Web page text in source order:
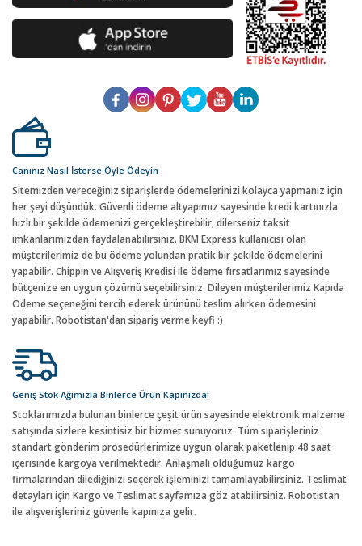
Canınız Nasıl İsterse Öyle Ödeyin
Sitemizden vereceğiniz siparişlerde ödemelerinizi kolayca yapmanız için
her şeyi düşündük. Güvenli ödeme altyapımız sayesinde kredi kartınızla
hızlı bir şekilde ödemenizi gerçekleştirebilir, dilerseniz taksit
imkanlarımızdan faydalanabilirsiniz. BKM Express kullanıcısı olan
müşterilerimiz de bu ödeme yolundan pratik bir şekilde ödemelerini
yapabilir. Chippin ve Alışveriş Kredisi ile ödeme fırsatlarımız sayesinde
bütçenize en uygun çözümü seçebilirsiniz. Dileyen müşterilerimiz Kapıda
Ödeme seçeneğini tercih ederek ürününü teslim alırken ödemesini
yapabilir. Robotistan'dan sipariş verme keyfi :)
Geniş Stok Ağımızla Binlerce Ürün Kapınızda!
Stoklarımızda bulunan binlerce çeşit ürün sayesinde elektronik malzeme
satışında sizlere kesintisiz bir hizmet sunuyoruz. Tüm siparişleriniz
standart gönderim prosedürlerimize uygun olarak paketlenip 48 saat
içerisinde kargoya verilmektedir. Anlaşmalı olduğumuz kargo
firmalarından dilediğinizi seçerek işleminizi tamamlayabilirsiniz. Teslimat
detayları için Kargo ve Teslimat sayfamıza göz atabilirsiniz. Robotistan
ile alışverişleriniz güvenle kapınıza gelir.